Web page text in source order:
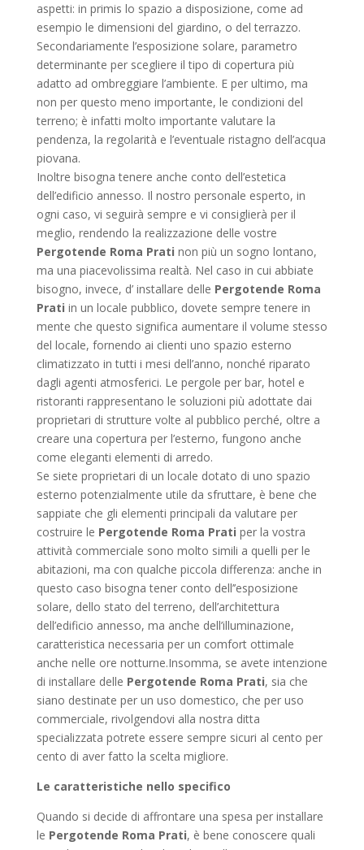
aspetti: in primis lo spazio a disposizione, come ad
esempio le dimensioni del giardino, o del terrazzo.
Secondariamente l’esposizione solare, parametro
determinante per scegliere il tipo di copertura più
adatto ad ombreggiare l’ambiente. E per ultimo, ma
non per questo meno importante, le condizioni del
terreno; è infatti molto importante valutare la
pendenza, la regolarità e l’eventuale ristagno dell’acqua
piovana.
Inoltre bisogna tenere anche conto dell’estetica
dell’edificio annesso. Il nostro personale esperto, in
ogni caso, vi seguirà sempre e vi consiglierà per il
meglio, rendendo la realizzazione delle vostre
Pergotende Roma Prati non più un sogno lontano,
ma una piacevolissima realtà. Nel caso in cui abbiate
bisogno, invece, d’ installare delle Pergotende Roma
Prati in un locale pubblico, dovete sempre tenere in
mente che questo significa aumentare il volume stesso
del locale, fornendo ai clienti uno spazio esterno
climatizzato in tutti i mesi dell’anno, nonché riparato
dagli agenti atmosferici. Le pergole per bar, hotel e
ristoranti rappresentano le soluzioni più adottate dai
proprietari di strutture volte al pubblico perché, oltre a
creare una copertura per l’esterno, fungono anche
come eleganti elementi di arredo.
Se siete proprietari di un locale dotato di uno spazio
esterno potenzialmente utile da sfruttare, è bene che
sappiate che gli elementi principali da valutare per
costruire le Pergotende Roma Prati per la vostra
attività commerciale sono molto simili a quelli per le
abitazioni, ma con qualche piccola differenza: anche in
questo caso bisogna tener conto dell’’esposizione
solare, dello stato del terreno, dell’architettura
dell’edificio annesso, ma anche dell’illuminazione,
caratteristica necessaria per un comfort ottimale
anche nelle ore notturne.Insomma, se avete intenzione
di installare delle Pergotende Roma Prati, sia che
siano destinate per un uso domestico, che per uso
commerciale, rivolgendovi alla nostra ditta
specializzata potrete essere sempre sicuri al cento per
cento di aver fatto la scelta migliore.
Le caratteristiche nello specifico
Quando si decide di affrontare una spesa per installare
le Pergotende Roma Prati, è bene conoscere quali